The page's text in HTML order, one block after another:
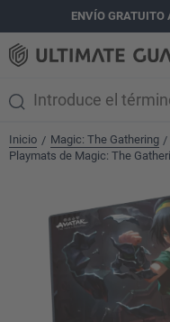
principalENVÍO GRATUITO
Inicio / Magic: The Gathering /
Playmats de Magic: The